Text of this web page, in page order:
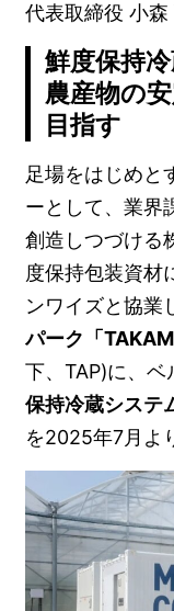
代表取締役 小森
鮮度保持
農産物の
目指す
足場をはじめと
ーとして、業界
創造しつづける
度保持包装資材
ンワイズと協業
パーク「
下、TAP)に、
保持冷蔵システ
を2025年7月よ